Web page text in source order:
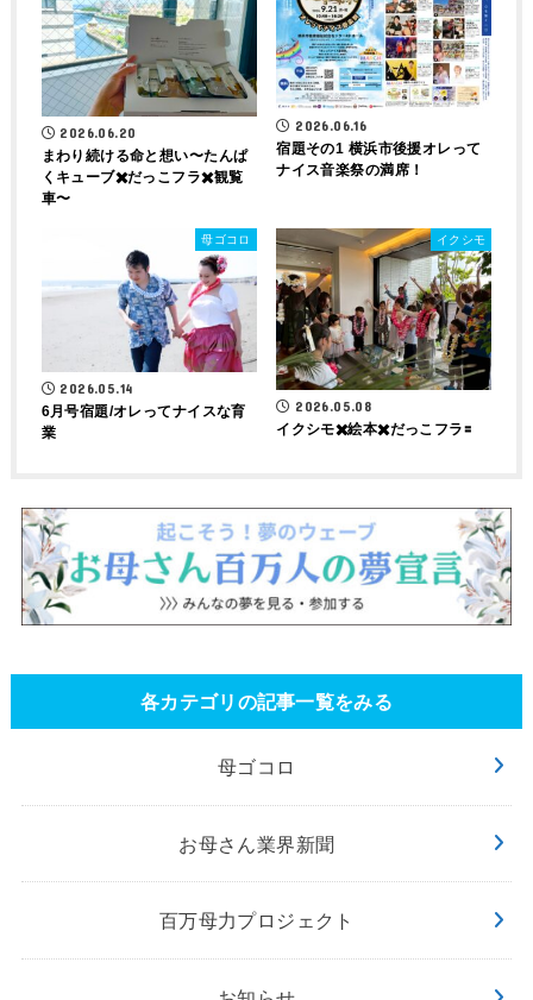
2026.06.20
まわり続ける命と想い〜たんぱ
くキューブ✖️だっこフラ✖️観覧
車〜
2026.06.16
宿題その1 横浜市後援オレって
ナイス音楽祭の満席！
母ゴコロ
2026.05.14
6月号宿題/オレってナイスな育
業
イクシモ
2026.05.08
イクシモ✖️絵本✖️だっこフラ🟰
各カテゴリの記事一覧をみる
母ゴコロ
お母さん業界新聞
百万母力プロジェクト